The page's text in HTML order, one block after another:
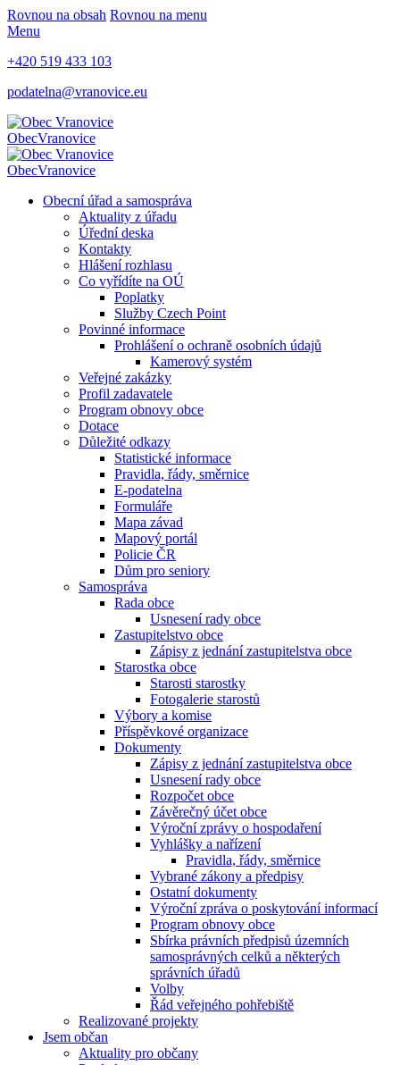
Rovnou na obsah Rovnou na menu
Menu
+420 519 433 103
podatelna@vranovice.eu
ObecVranovice
ObecVranovice
Obecní úřad a samospráva
Aktuality z úřadu
Úřední deska
Kontakty
Hlášení rozhlasu
Co vyřídíte na OÚ
Poplatky
Služby Czech Point
Povinné informace
Prohlášení o ochraně osobních údajů
Kamerový systém
Veřejné zakázky
Profil zadavatele
Program obnovy obce
Dotace
Důležité odkazy
Statistické informace
Pravidla, řády, směrnice
E-podatelna
Formuláře
Mapa závad
Mapový portál
Policie ČR
Dům pro seniory
Samospráva
Rada obce
Usnesení rady obce
Zastupitelstvo obce
Zápisy z jednání zastupitelstva obce
Starostka obce
Starosti starostky
Fotogalerie starostů
Výbory a komise
Příspěvkové organizace
Dokumenty
Zápisy z jednání zastupitelstva obce
Usnesení rady obce
Rozpočet obce
Závěrečný účet obce
Výroční zprávy o hospodaření
Vyhlášky a nařízení
Pravidla, řády, směrnice
Vybrané zákony a předpisy
Ostatní dokumenty
Výroční zpráva o poskytování informací
Program obnovy obce
Sbírka právních předpisů územních
samosprávných celků a některých
správních úřadů
Volby
Řád veřejného pohřebiště
Realizované projekty
Jsem občan
Aktuality pro občany